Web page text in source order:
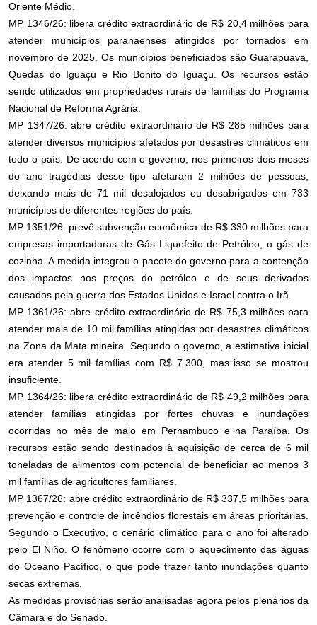
Oriente Médio.
MP 1346/26: libera crédito extraordinário de R$ 20,4 milhões para
atender municípios paranaenses atingidos por tornados em
novembro de 2025. Os municípios beneficiados são Guarapuava,
Quedas do Iguaçu e Rio Bonito do Iguaçu. Os recursos estão
sendo utilizados em propriedades rurais de famílias do Programa
Nacional de Reforma Agrária.
MP 1347/26: abre crédito extraordinário de R$ 285 milhões para
atender diversos municípios afetados por desastres climáticos em
todo o país. De acordo com o governo, nos primeiros dois meses
do ano tragédias desse tipo afetaram 2 milhões de pessoas,
deixando mais de 71 mil desalojados ou desabrigados em 733
municípios de diferentes regiões do país.
MP 1351/26: prevê subvenção econômica de R$ 330 milhões para
empresas importadoras de Gás Liquefeito de Petróleo, o gás de
cozinha. A medida integrou o pacote do governo para a contenção
dos impactos nos preços do petróleo e de seus derivados
causados pela guerra dos Estados Unidos e Israel contra o Irã.
MP 1361/26: abre crédito extraordinário de R$ 75,3 milhões para
atender mais de 10 mil famílias atingidas por desastres climáticos
na Zona da Mata mineira. Segundo o governo, a estimativa inicial
era atender 5 mil famílias com R$ 7.300, mas isso se mostrou
insuficiente.
MP 1364/26: libera crédito extraordinário de R$ 49,2 milhões para
atender famílias atingidas por fortes chuvas e inundações
ocorridas no mês de maio em Pernambuco e na Paraíba. Os
recursos estão sendo destinados à aquisição de cerca de 6 mil
toneladas de alimentos com potencial de beneficiar ao menos 3
mil famílias de agricultores familiares.
MP 1367/26: abre crédito extraordinário de R$ 337,5 milhões para
prevenção e controle de incêndios florestais em áreas prioritárias.
Segundo o Executivo, o cenário climático para o ano foi alterado
pelo El Niño. O fenômeno ocorre com o aquecimento das águas
do Oceano Pacífico, o que pode trazer tanto inundações quanto
secas extremas.
As medidas provisórias serão analisadas agora pelos plenários da
Câmara e do Senado.